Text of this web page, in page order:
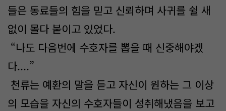
들은 동료들의 힘을 믿고 신뢰하며 사귀를 쉴 새
없이 몰다 붙이고 있었다.
“나도 다음번에 수호자를 뽑을 때 신중해야겠
다....”
천류는 예환의 말을 듣고 자신이 원하는 그 이상
의 모습을 자신의 수호자들이 성취해냈음을 보고